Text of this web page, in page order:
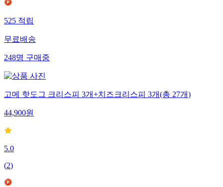
525적립
무료배송
248명구매중
고메 핫도그 크리스피 3개+치즈크리스피 3개(총 27개)
44,900원
5.0
(2)